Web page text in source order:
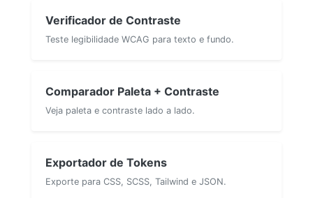
Verificador de Contraste
Teste legibilidade WCAG para texto e fundo.
Comparador Paleta + Contraste
Veja paleta e contraste lado a lado.
Exportador de Tokens
Exporte para CSS, SCSS, Tailwind e JSON.